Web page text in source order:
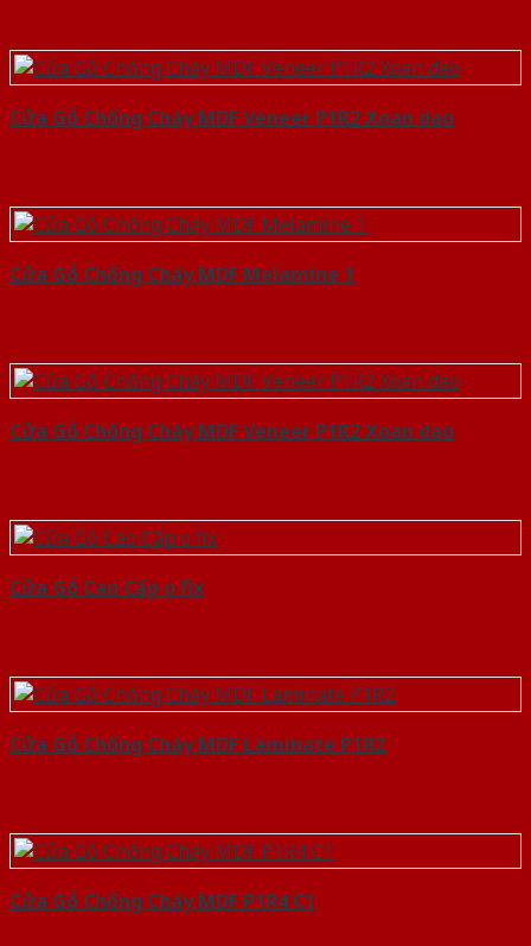
Cửa Gỗ Chống Cháy MDF Veneer P1R2 Xoan dao
Cửa Gỗ Chống Cháy MDF Melamine 1
Cửa Gỗ Chống Cháy MDF Veneer P1R2 Xoan dao
Cửa Gỗ Cao Cấp o fix
Cửa Gỗ Chống Cháy MDF Laminate P1R2
Cửa Gỗ Chống Cháy MDF P1R4 C1